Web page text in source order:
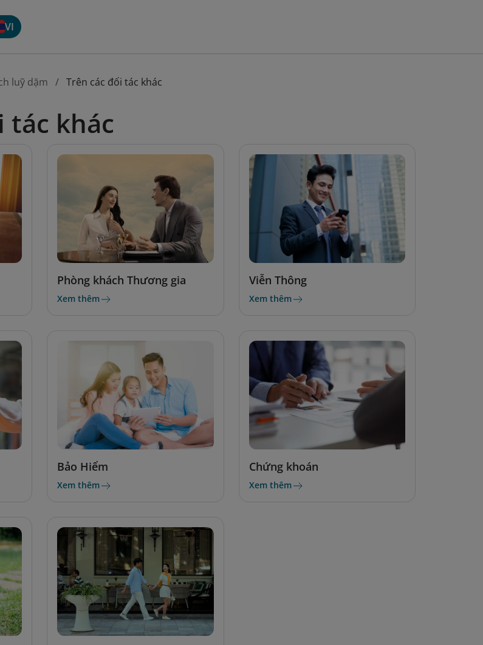
VI
luỹ dặm Trên các đối tác khác
tác khác
Phòng khách Thương gia
Xem thêm
Viễn Thông
Xem thêm
Bảo Hiểm
Xem thêm
Chứng khoán
Xem thêm